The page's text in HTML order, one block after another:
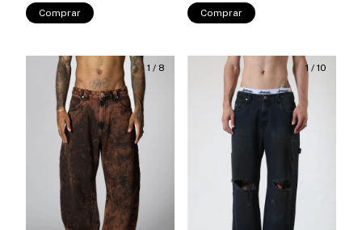
Comprar Comprar
1 / 8 1 / 10